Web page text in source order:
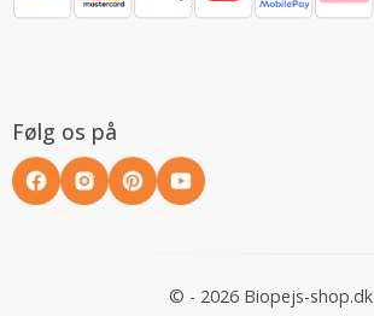
Følg os på
© - 2026 Biopejs-shop.dk